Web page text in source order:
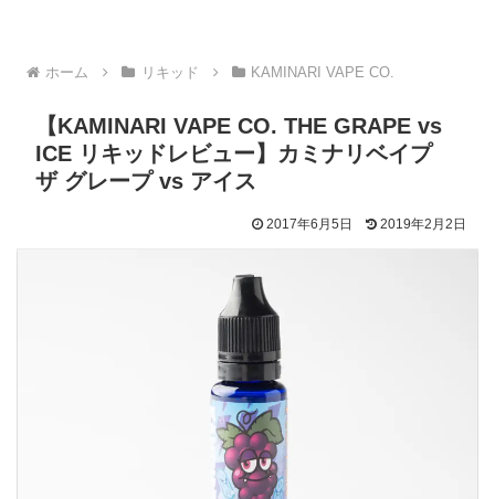
ホーム リキッド KAMINARI VAPE CO.
【KAMINARI VAPE CO. THE GRAPE vs
ICE リキッドレビュー】カミナリベイプ
ザ グレープ vs アイス
2017年6月5日 2019年2月2日